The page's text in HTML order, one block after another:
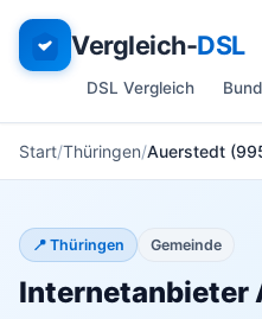
Vergleich-DSL
DSL Vergleich
Start Thüringen Auerstedt
📍 Thüringen Gemeinde
Internetanbieter